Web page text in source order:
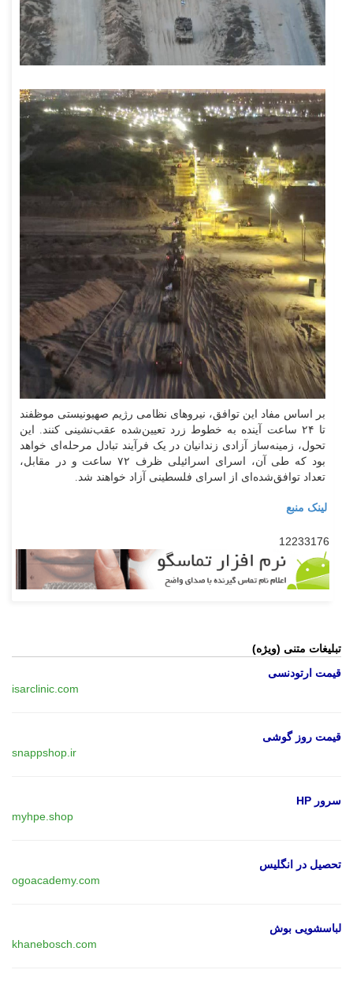
بر اساس مفاد این توافق، نیرو‌های نظامی رژیم صهیونیستی موظفند
تا ۲۴ ساعت آینده به خطوط زرد تعیین‌شده عقب‌نشینی کنند. این
تحول، زمینه‌ساز آزادی زندانیان در یک فرآیند تبادل مرحله‌ای خواهد
بود که طی آن، اسرای اسرائیلی ظرف ۷۲ ساعت و در مقابل،
تعداد توافق‌شده‌ای از اسرای فلسطینی آزاد خواهند شد.
لینک منبع
12233176
تبلیغات متنی (ویژه)
قیمت ارتودنسی
isarclinic.com
قیمت روز گوشی
snappshop.ir
سرور HP
myhpe.shop
تحصیل در انگلیس
ogoacademy.com
لباسشویی بوش
khanebosch.com